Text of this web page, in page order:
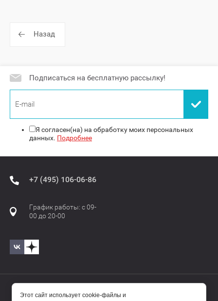
Назад
Подписаться на бесплатную рассылку!
Я согласен(на) на обработку моих персональных
данных. Подробнее
+7 (495) 106-06-86
График работы: с 09-
00 до 20-00
© 2017—2025 Бавиро/Baviro
Этот сайт использует cookie-файлы и